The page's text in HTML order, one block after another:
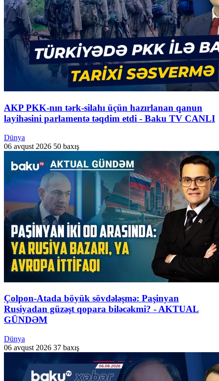
AKP PKK-nın tərk-silahı üçün hazırlanan qanun
layihəsini parlamentə təqdim etdi - Baku TV CANLI
Dünya
06 avqust 2026 50 baxış
Çolpon-Atada böyük sövdələşmə: Paşinyan
Rusiyadan güzəşt qopara biləcəkmi? - AKTUAL
GÜNDƏM
Dünya
06 avqust 2026 37 baxış